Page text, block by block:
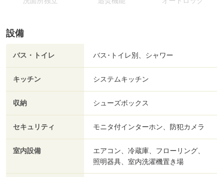
設備
バス・トイレ バス･トイレ別、シャワー
キッチン システムキッチン
収納 シューズボックス
セキュリティ モニタ付インターホン、防犯カメラ
室内設備
エアコン、冷蔵庫、フローリング、
照明器具、室内洗濯機置き場